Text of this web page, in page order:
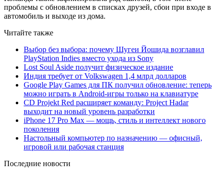
проблемы с обновлением в списках друзей, сбои при входе в
автомобиль и выходе из дома.
Читайте также
Выбор без выбора: почему Шугеи Йошида возглавил
PlayStation Indies вместо ухода из Sony
Lost Soul Aside получит физическое издание
Индия требует от Volkswagen 1,4 млрд долларов
Google Play Games для ПК получил обновление: теперь
можно играть в Android-игры только на клавиатуре
CD Projekt Red расширяет команду: Project Hadar
выходит на новый уровень разработки
iPhone 17 Pro Max — мощь, стиль и интеллект нового
поколения
Настольный компьютер по назначению — офисный,
игровой или рабочая станция
Последние новости